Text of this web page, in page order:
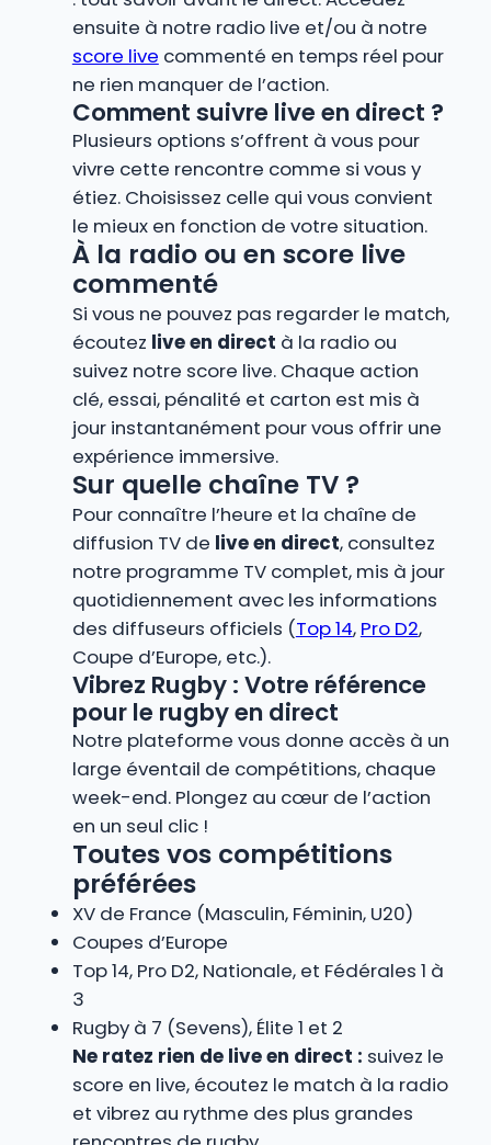
ensuite à notre radio live et/ou à notre
score live commenté en temps réel pour
ne rien manquer de l’action.
Comment suivre live en direct ?
Plusieurs options s’offrent à vous pour
vivre cette rencontre comme si vous y
étiez. Choisissez celle qui vous convient
le mieux en fonction de votre situation.
À la radio ou en score live
commenté
Si vous ne pouvez pas regarder le match,
écoutez live en direct à la radio ou
suivez notre score live. Chaque action
clé, essai, pénalité et carton est mis à
jour instantanément pour vous offrir une
expérience immersive.
Sur quelle chaîne TV ?
Pour connaître l’heure et la chaîne de
diffusion TV de live en direct, consultez
notre programme TV complet, mis à jour
quotidiennement avec les informations
des diffuseurs officiels (Top 14, Pro D2,
Coupe d’Europe, etc.).
Vibrez Rugby : Votre référence
pour le rugby en direct
Notre plateforme vous donne accès à un
large éventail de compétitions, chaque
week-end. Plongez au cœur de l’action
en un seul clic !
Toutes vos compétitions
préférées
XV de France (Masculin, Féminin, U20)
Coupes d’Europe
Top 14, Pro D2, Nationale, et Fédérales 1 à
3
Rugby à 7 (Sevens), Élite 1 et 2
Ne ratez rien de live en direct : suivez le
score en live, écoutez le match à la radio
et vibrez au rythme des plus grandes